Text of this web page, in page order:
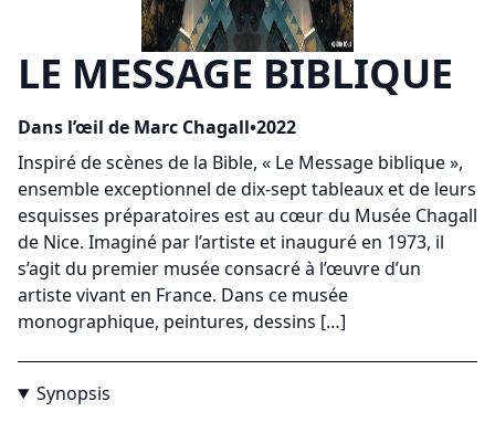
LE MESSAGE BIBLIQUE
Dans l’œil de Marc Chagall•2022
Inspiré de scènes de la Bible, « Le Message biblique »,
ensemble exceptionnel de dix-sept tableaux et de leurs
esquisses préparatoires est au cœur du Musée Chagall
de Nice. Imaginé par l’artiste et inauguré en 1973, il
s’agit du premier musée consacré à l’œuvre d’un
artiste vivant en France. Dans ce musée
monographique, peintures, dessins […]
Synopsis